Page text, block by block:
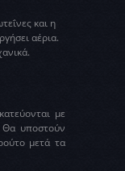
και η
αέρια.
με
Θα υποστούν
μετά τα